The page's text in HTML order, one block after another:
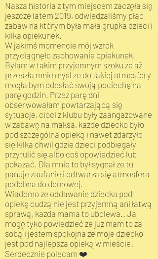
Nasza historia z tym miejscem zaczęła się
jeszcze latem 2019, odwiedzaliśmy płac
zabaw na którym była mała grupka dzieci i
kilka opiekunek.
W jakimś momencie mój wzrok
przyciągnęło zachowanie opiekunek.
Byłam w takim przyjemnym szoku ze aż
przeszła mnie myśl ze do takiej atmosfery
mogła bym odesłać swoją pociechę na
parę godzin. Przez parę dni
obserwowałam powtarzającą się
sytuacje, cioci z klubu były zaangażowane
w zabawę na maksa, każde dziecko było
pod szczególna opieką i nawet zdarzyło
się kilka chwil gdzie dzieci podbiegały
przytulić się albo coś opowiedzieć lub
pokazać. Dla mnie to był sygnał ze tu
panuje zaufanie i odtwarza się atmosfera
podobna do domowej.
Wiadomo ze oddawanie dziecka pod
opiekę cudzą nie jest przyjemną ani łatwą
sprawą, każda mama to ubolewa.. Ja
mogę tyko powiedzieć ze już mam to za
sobą i jestem spokojna ze moje dziecko
jest pod najlepsza opieką w mieście!
Serdecznie polecam ❤️